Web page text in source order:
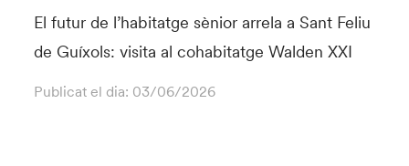
El futur de l’habitatge sènior arrela a Sant Feliu
de Guíxols: visita al cohabitatge Walden XXI
Publicat el dia: 03/06/2026